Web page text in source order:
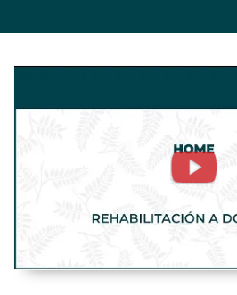
Rehabilitación
Domiciliaria